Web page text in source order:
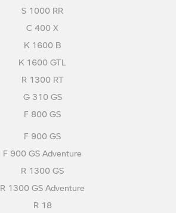
S 1000 RR
C 400 X
K 1600 B
K 1600 GTL
R 1300 RT
G 310 GS
F 800 GS
F 900 GS
F 900 GS Adventure
R 1300 GS
R 1300 GS Adventure
R 18